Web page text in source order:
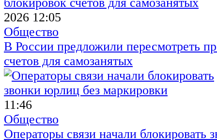
2026 12:05
Общество
В России предложили пересмотреть
счетов для самозанятых
11:46
Общество
Операторы связи начали блокировать